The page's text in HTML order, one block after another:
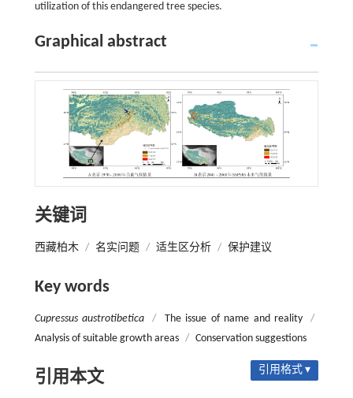
utilization of this endangered tree species.
Graphical abstract
关键词
西藏柏木 / 名实问题 / 适生区分析 / 保护建议
Key words
Cupressus austrotibetica / The issue of name and reality
/
Analysis of suitable growth areas / Conservation suggestions
引用本文 引用格式 ▾